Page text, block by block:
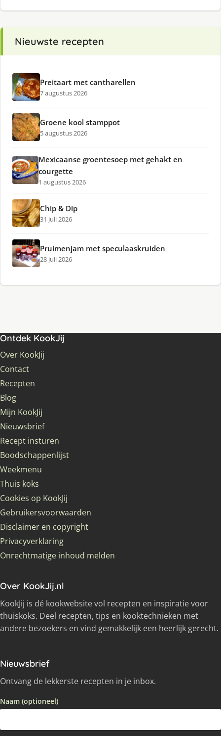
Nieuwste recepten
Preitaart met cantharellen
7 augustus 2026
Groene kool stamppot
5 augustus 2026
Mexicaanse groentesoep met gehakt en
courgette
1 augustus 2026
Chip & Dip
31 juli 2026
Pruimenjam met speculaaskruiden
28 juli 2026
Ontdek KookJij
Over KookJij
Contact
Recepten
Blog
Mijn KookJij
Nieuwsbrief
Recept insturen
Boodschappenlijst
Weekmenu
Thuis koks
Cookies op KookJij
Gebruikersvoorwaarden
Disclaimer en copyright
Privacyverklaring
Onrechtmatige inhoud melden
Over KookJij.nl
KookJij is dé kookwebsite vol recepten en inspiratie voor
thuiskoks. Deel recepten, tips en kooktechnieken met
andere bezoekers en vind gemakkelijk een heerlijk gerecht.
Nieuwsbrief
Ontvang de lekkerste recepten in je inbox.
Naam (optioneel)